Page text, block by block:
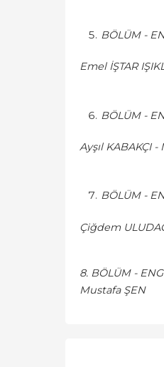
BÖLÜM -
Emel İŞTAR
BÖLÜM -
Ayşıl KABAKÇI
BÖLÜM -
Çiğdem
8. BÖLÜM -
Mustafa ŞEN